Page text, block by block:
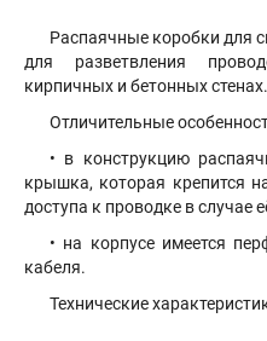
Распаячные коробки для
для разветвления
кирпичных и бетонных стенах.
Отличительные
• в конструкцию
крышка, которая крепится
доступа к проводке в случае
• на корпусе имеется
кабеля.
Технические